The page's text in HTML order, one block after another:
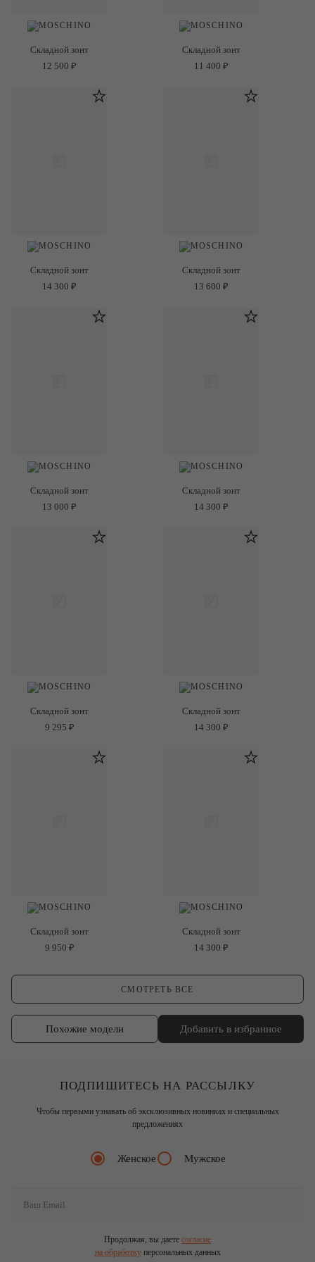
Складной зонт
12 500 ₽
Складной зонт
11 400 ₽
Складной зонт
14 300 ₽
Складной зонт
13 600 ₽
Складной зонт
13 000 ₽
Складной зонт
14 300 ₽
Складной зонт
9 295 ₽
Складной зонт
14 300 ₽
Складной зонт
9 950 ₽
Складной зонт
14 300 ₽
СМОТРЕТЬ ВСЕ
Похожие модели Добавить в избранное
ПОДПИШИТЕСЬ НА РАССЫЛКУ
Чтобы первыми узнавать об эксклюзивных новинках и специальных
предложениях
Женское Мужское
Продолжая, вы даете согласие
на обработку персональных данных